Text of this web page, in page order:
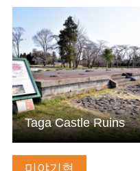
기본정보 보기
Taga Castle Ruins